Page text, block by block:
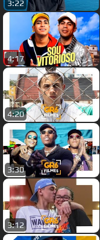
3:22
4:17
4:20
3:30
3:12